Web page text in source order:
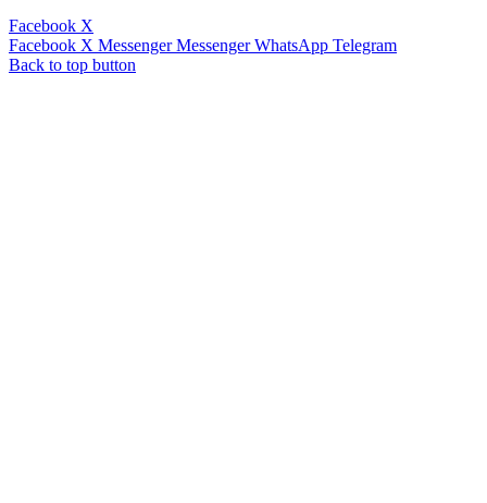
Facebook X
Facebook X Messenger Messenger WhatsApp Telegram
Back to top button